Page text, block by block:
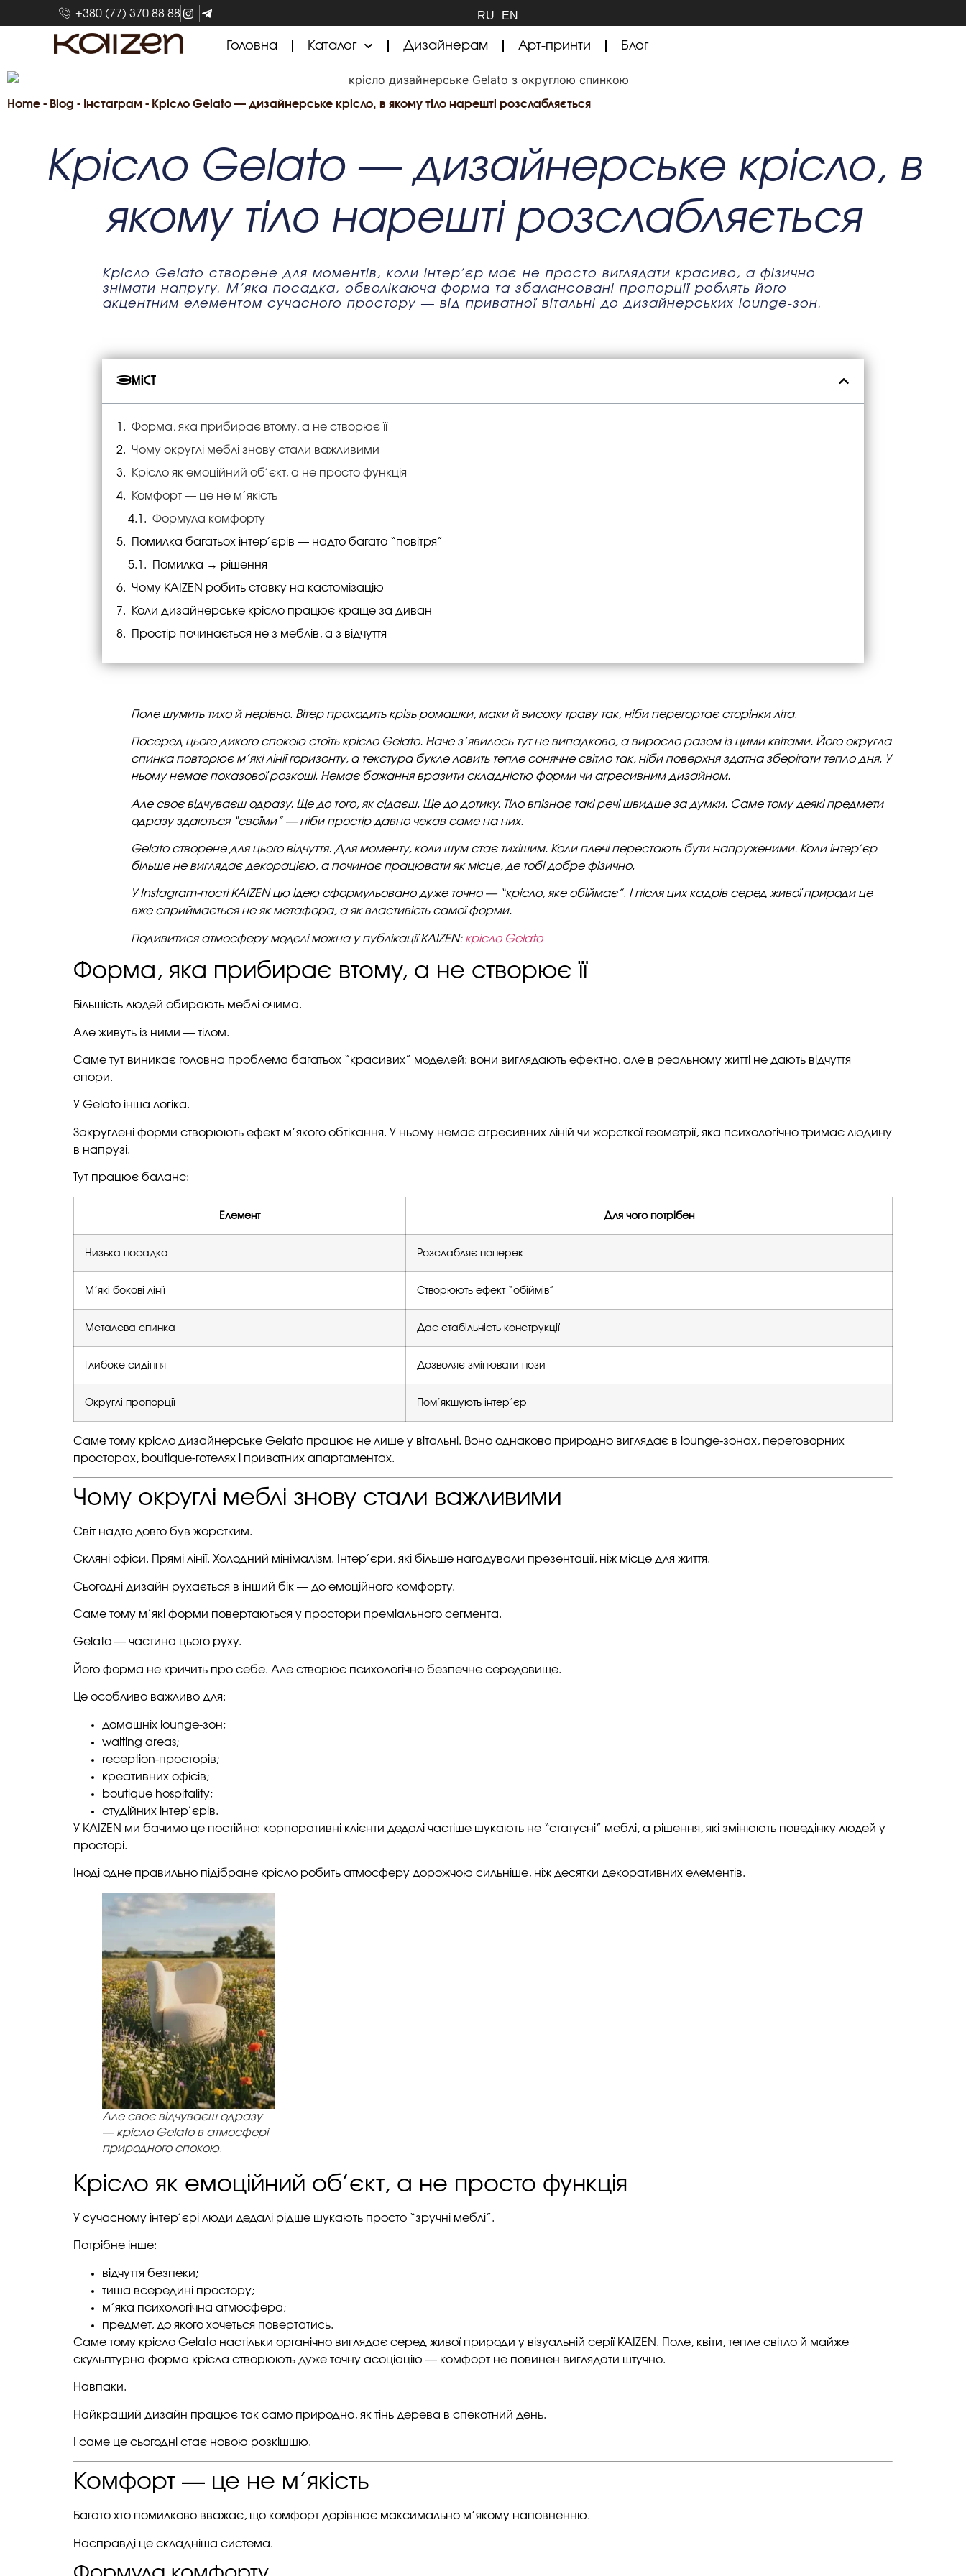
+380 (77) 370 88 88 RU EN
Головна Каталог Дизайнерам Арт-принти Блог
Home - Blog - Інстаграм - Крісло Gelato — дизайнерське крісло, в якому тіло нарешті розслабляється
Крісло Gelato — дизайнерське крісло, в
якому тіло нарешті розслабляється
Крісло Gelato створене для моментів, коли інтер’єр має не просто виглядати красиво, а фізично
знімати напругу. М’яка посадка, обволікаюча форма та збалансовані пропорції роблять його
акцентним елементом сучасного простору — від приватної вітальні до дизайнерських lounge-зон.
Зміст
Форма, яка прибирає втому, а не створює її
Чому округлі меблі знову стали важливими
Крісло як емоційний об’єкт, а не просто функція
Комфорт — це не м’якість
Формула комфорту
Помилка багатьох інтер’єрів — надто багато “повітря”
Помилка → рішення
Чому KAIZEN робить ставку на кастомізацію
Коли дизайнерське крісло працює краще за диван
Простір починається не з меблів, а з відчуття
Поле шумить тихо й нерівно. Вітер проходить крізь ромашки, маки й високу траву так, ніби перегортає сторінки літа.
Посеред цього дикого спокою стоїть крісло Gelato. Наче з’явилось тут не випадково, а виросло разом із цими квітами. Його округла
спинка повторює м’які лінії горизонту, а текстура букле ловить тепле сонячне світло так, ніби поверхня здатна зберігати тепло дня. У
ньому немає показової розкоші. Немає бажання вразити складністю форми чи агресивним дизайном.
Але своє відчуваєш одразу. Ще до того, як сідаєш. Ще до дотику. Тіло впізнає такі речі швидше за думки. Саме тому деякі предмети
одразу здаються “своїми” — ніби простір давно чекав саме на них.
Gelato створене для цього відчуття. Для моменту, коли шум стає тихішим. Коли плечі перестають бути напруженими. Коли інтер’єр
більше не виглядає декорацією, а починає працювати як місце, де тобі добре фізично.
У Instagram-пості KAIZEN цю ідею сформульовано дуже точно — “крісло, яке обіймає”. І після цих кадрів серед живої природи це
вже сприймається не як метафора, а як властивість самої форми.
Подивитися атмосферу моделі можна у публікації KAIZEN: крісло Gelato
Форма, яка прибирає втому, а не створює її
Більшість людей обирають меблі очима.
Але живуть із ними — тілом.
Саме тут виникає головна проблема багатьох “красивих” моделей: вони виглядають ефектно, але в реальному житті не дають відчуття
опори.
У Gelato інша логіка.
Закруглені форми створюють ефект м’якого обтікання. У ньому немає агресивних ліній чи жорсткої геометрії, яка психологічно тримає людину
в напрузі.
Тут працює баланс:
Елемент Для чого потрібен
Низька посадка Розслабляє поперек
М’які бокові лінії Створюють ефект “обіймів”
Металева спинка Дає стабільність конструкції
Глибоке сидіння Дозволяє змінювати пози
Округлі пропорції Пом’якшують інтер’єр
Саме тому крісло дизайнерське Gelato працює не лише у вітальні. Воно однаково природно виглядає в lounge-зонах, переговорних
просторах, boutique-готелях і приватних апартаментах.
Чому округлі меблі знову стали важливими
Світ надто довго був жорстким.
Скляні офіси. Прямі лінії. Холодний мінімалізм. Інтер’єри, які більше нагадували презентації, ніж місце для життя.
Сьогодні дизайн рухається в інший бік — до емоційного комфорту.
Саме тому м’які форми повертаються у простори преміального сегмента.
Gelato — частина цього руху.
Його форма не кричить про себе. Але створює психологічно безпечне середовище.
Це особливо важливо для:
домашніх lounge-зон;
waiting areas;
reception-просторів;
креативних офісів;
boutique hospitality;
студійних інтер’єрів.
У KAIZEN ми бачимо це постійно: корпоративні клієнти дедалі частіше шукають не “статусні” меблі, а рішення, які змінюють поведінку людей у
просторі.
Іноді одне правильно підібране крісло робить атмосферу дорожчою сильніше, ніж десятки декоративних елементів.
Але своє відчуваєш одразу
— крісло Gelato в атмосфері
природного спокою.
Крісло як емоційний об’єкт, а не просто функція
У сучасному інтер’єрі люди дедалі рідше шукають просто “зручні меблі”.
Потрібне інше:
відчуття безпеки;
тиша всередині простору;
м’яка психологічна атмосфера;
предмет, до якого хочеться повертатись.
Саме тому крісло Gelato настільки органічно виглядає серед живої природи у візуальній серії KAIZEN. Поле, квіти, тепле світло й майже
скульптурна форма крісла створюють дуже точну асоціацію — комфорт не повинен виглядати штучно.
Навпаки.
Найкращий дизайн працює так само природно, як тінь дерева в спекотний день.
І саме це сьогодні стає новою розкішшю.
Комфорт — це не м’якість
Багато хто помилково вважає, що комфорт дорівнює максимально м’якому наповненню.
Насправді це складніша система.